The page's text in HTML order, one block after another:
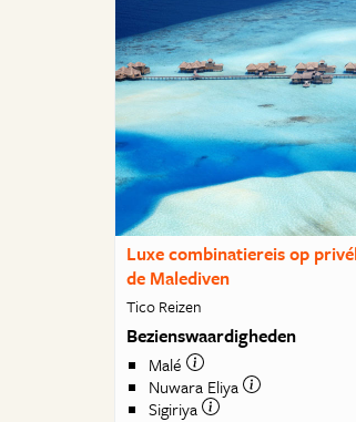
Luxe combinatiereis op
de Malediven
Tico Reizen
Bezienswaardigheden
Malé
Nuwara Eliya
Sigiriya